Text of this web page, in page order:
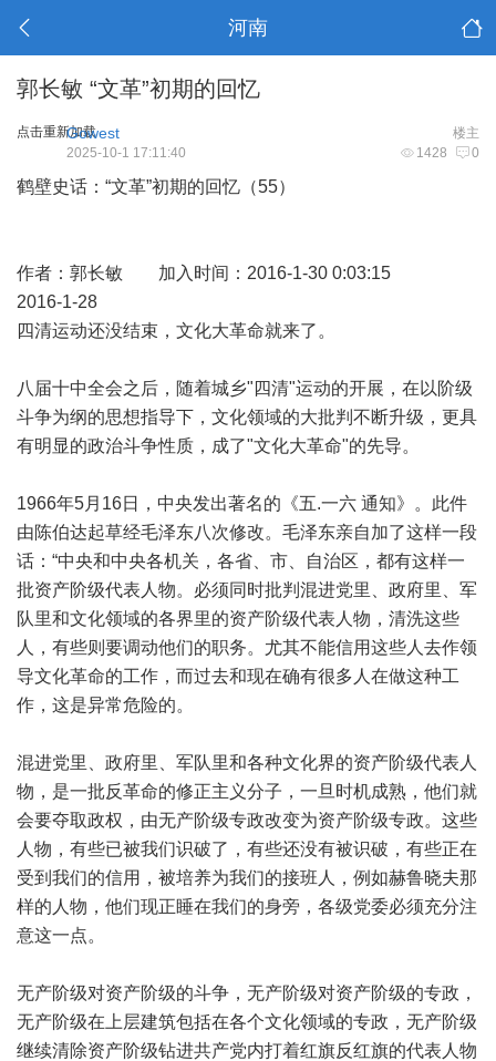
河南
郭长敏 “文革”初期的回忆
点击重新加载 楼主
Gowest
1428 0
2025-10-1 17:11:40
鹤壁史话：“文革”初期的回忆（55）
作者：郭长敏 加入时间：2016-1-30 0:03:15
2016-1-28
四清运动还没结束，文化大革命就来了。
八届十中全会之后，随着城乡"四清"运动的开展，在以阶级
斗争为纲的思想指导下，文化领域的大批判不断升级，更具
有明显的政治斗争性质，成了"文化大革命"的先导。
1966年5月16日，中央发出著名的《五.一六 通知》。此件
由陈伯达起草经毛泽东八次修改。毛泽东亲自加了这样一段
话：“中央和中央各机关，各省、市、自治区，都有这样一
批资产阶级代表人物。必须同时批判混进党里、政府里、军
队里和文化领域的各界里的资产阶级代表人物，清洗这些
人，有些则要调动他们的职务。尤其不能信用这些人去作领
导文化革命的工作，而过去和现在确有很多人在做这种工
作，这是异常危险的。
混进党里、政府里、军队里和各种文化界的资产阶级代表人
物，是一批反革命的修正主义分子，一旦时机成熟，他们就
会要夺取政权，由无产阶级专政改变为资产阶级专政。这些
人物，有些已被我们识破了，有些还没有被识破，有些正在
受到我们的信用，被培养为我们的接班人，例如赫鲁晓夫那
样的人物，他们现正睡在我们的身旁，各级党委必须充分注
意这一点。
无产阶级对资产阶级的斗争，无产阶级对资产阶级的专政，
无产阶级在上层建筑包括在各个文化领域的专政，无产阶级
继续清除资产阶级钻进共产党内打着红旗反红旗的代表人物